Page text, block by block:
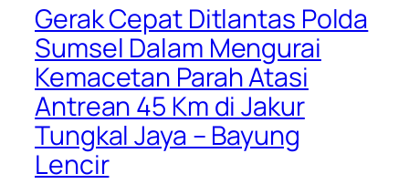
Gerak Cepat Ditlantas Polda
Sumsel Dalam Mengurai
Kemacetan Parah Atasi
Antrean 45 Km di Jakur
Tungkal Jaya – Bayung
Lencir